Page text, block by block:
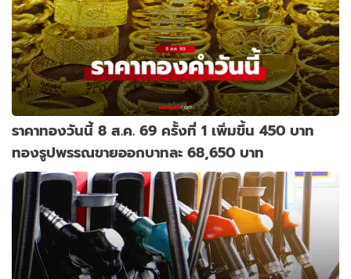
ราคาทองวันนี้ 8 ส.ค. 69 ครั้งที่ 1 เพิ่มขึ้น 450 บาท
ทองรูปพรรณขายออกบาทละ 68,650 บาท